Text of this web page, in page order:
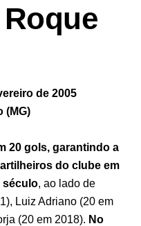
de 2005
(MG)
20 gols, garantindo a
do clube em
século, ao lado de
Luiz Adriano (20 em
(20 em 2018). No